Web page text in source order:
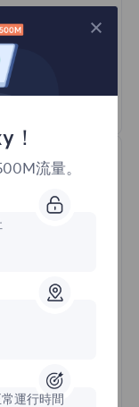
！
流量。
運行時間